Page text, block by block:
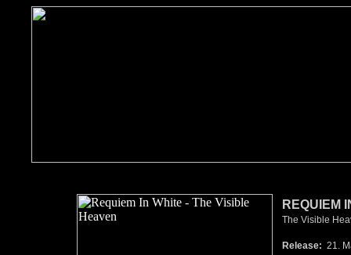
REQUIEM
The Visible
Release: 21.